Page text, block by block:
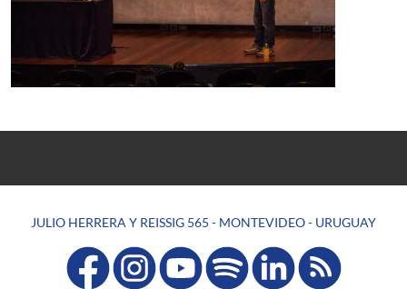
JULIO HERRERA Y REISSIG 565 - MONTEVIDEO - URUGUAY